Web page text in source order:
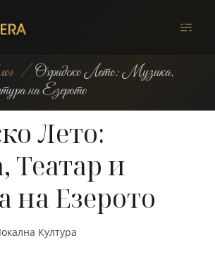
/ Охридско Лето: Музика,
на Езерото
Лето:
Театар и
на Езерото
Култура